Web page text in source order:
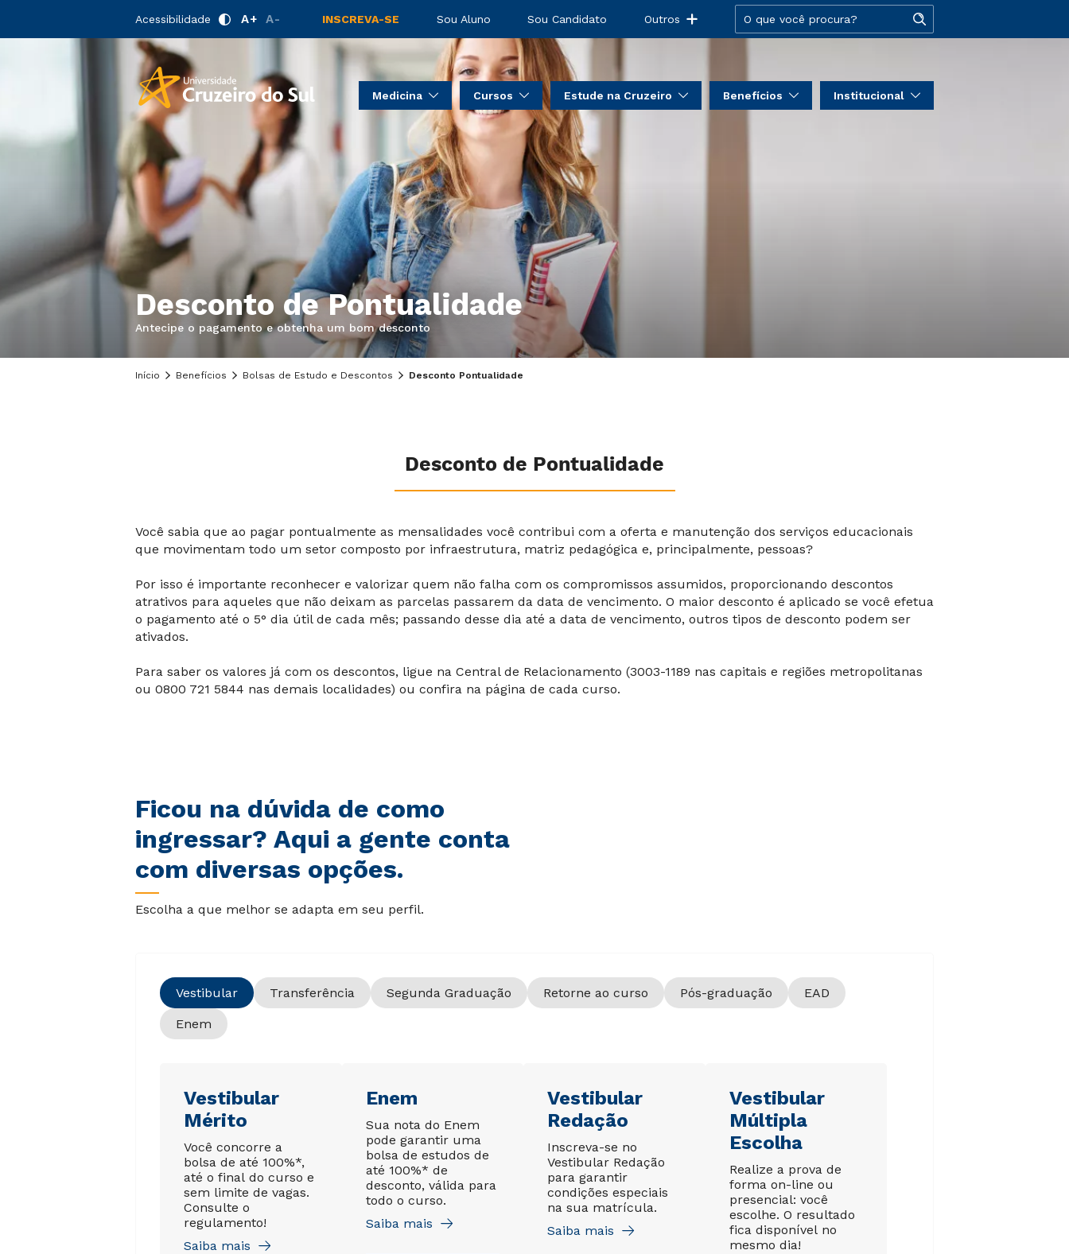
Acessibilidade A+ A- INSCREVA-SE Sou Aluno Sou Candidato Outros
Medicina Cursos Estude na Cruzeiro Benefícios Institucional
Desconto de Pontualidade
Antecipe o pagamento e obtenha um bom desconto
Início Benefícios Bolsas de Estudo e Descontos Desconto Pontualidade
Desconto de Pontualidade
Você sabia que ao pagar pontualmente as mensalidades você contribui com a oferta e manutenção dos serviços educacionais
que movimentam todo um setor composto por infraestrutura, matriz pedagógica e, principalmente, pessoas?
Por isso é importante reconhecer e valorizar quem não falha com os compromissos assumidos, proporcionando descontos
atrativos para aqueles que não deixam as parcelas passarem da data de vencimento. O maior desconto é aplicado se você efetua
o pagamento até o 5° dia útil de cada mês; passando desse dia até a data de vencimento, outros tipos de desconto podem ser
ativados.
Para saber os valores já com os descontos, ligue na Central de Relacionamento (3003-1189 nas capitais e regiões metropolitanas
ou 0800 721 5844 nas demais localidades) ou confira na página de cada curso.
Ficou na dúvida de como
ingressar? Aqui a gente conta
com diversas opções.
Escolha a que melhor se adapta em seu perfil.
Vestibular Transferência Segunda Graduação Retorne ao curso Pós-graduação EAD
Enem
Vestibular
Mérito
Você concorre a
bolsa de até 100%*,
até o final do curso e
sem limite de vagas.
Consulte o
regulamento!
Saiba mais
Enem
Sua nota do Enem
pode garantir uma
bolsa de estudos de
até 100%* de
desconto, válida para
todo o curso.
Saiba mais
Vestibular
Redação
Inscreva-se no
Vestibular Redação
para garantir
condições especiais
na sua matrícula.
Saiba mais
Vestibular
Múltipla
Escolha
Realize a prova de
forma on-line ou
presencial: você
escolhe. O resultado
fica disponível no
mesmo dia!